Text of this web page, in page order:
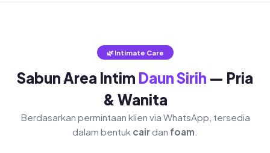
🌿 Intimate Care
Sabun Area Intim Daun Sirih — Pria
& Wanita
Berdasarkan permintaan klien via WhatsApp, tersedia
dalam bentuk cair dan foam